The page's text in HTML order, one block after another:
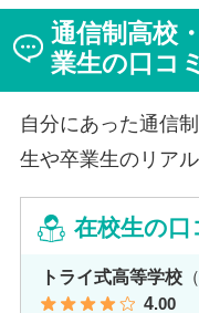
ジを持っていた田中
（先生）や仲間に
わったと言います。
通信制高校
業生の口コミ
自分にあった通信
生や卒業生のリア
在校生の口
トライ式高等学校
4.00